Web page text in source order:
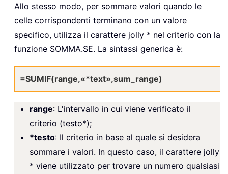
Allo stesso modo, per sommare valori quando le
celle corrispondenti terminano con un valore
specifico, utilizza il carattere jolly * nel criterio con la
funzione SOMMA.SE. La sintassi generica è:
=SUMIF(range,«*text»,sum_range)
range: L'intervallo in cui viene verificato il
criterio (testo*);
*testo: Il criterio in base al quale si desidera
sommare i valori. In questo caso, il carattere jolly
* viene utilizzato per trovare un numero qualsiasi